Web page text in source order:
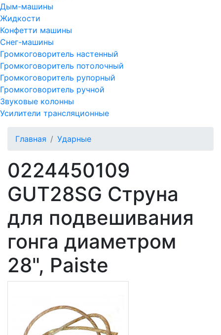
Дым-машины
Жидкости
Конфетти машины
Снег-машины
Громкоговоритель настенный
Громкоговоритель потолочный
Громкоговоритель рупорный
Громкоговоритель ручной
Звуковые колонны
Усилители трансляционные
Главная Ударные
0224450109
GUT28SG Струна
для подвешивания
гонга диаметром
28", Paiste